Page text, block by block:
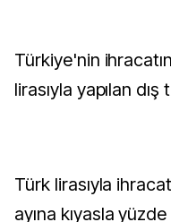
Türkiye'nin
lirasıyla yapılan
Türk lirasıyla
ayına kıyasla